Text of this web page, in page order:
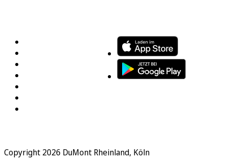
Copyright 2026 DuMont Rheinland, Köln